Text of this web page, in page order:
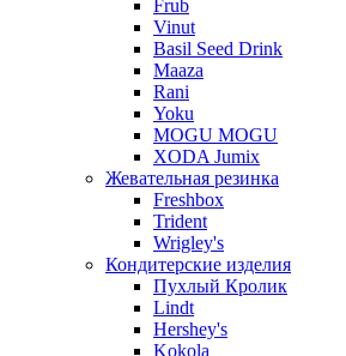
Frub
Vinut
Basil Seed Drink
Maaza
Rani
Yoku
MOGU MOGU
XODA Jumix
Жевательная резинка
Freshbox
Trident
Wrigley's
Кондитерские изделия
Пухлый Кролик
Lindt
Hershey's
Kokola